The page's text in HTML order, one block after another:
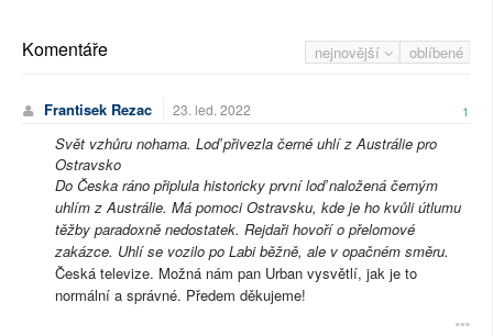
nejnovější oblíbené
Komentáře
Frantisek Rezac 23. led. 2022 1
Svět vzhůru nohama. Loď přivezla černé uhlí z Austrálie pro
Ostravsko
Do Česka ráno připlula historicky první loď naložená černým
uhlím z Austrálie. Má pomoci Ostravsku, kde je ho kvůli útlumu
těžby paradoxně nedostatek. Rejdaři hovoří o přelomové
zakázce. Uhlí se vozilo po Labi běžně, ale v opačném směru.
Česká televize. Možná nám pan Urban vysvětlí, jak je to
normální a správné. Předem děkujeme!